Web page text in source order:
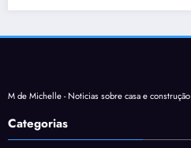
M de Michelle - Noticias sobre casa e construção
Categorias